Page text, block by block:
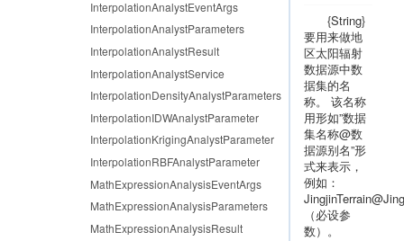
{String}
要用来做地
区太阳辐射
数据源中数
据集的名
称。 该名称
用形如”数据
集名称@数
据源别名”形
式来表示，
例如：
（必设参
数）。
InterpolationAnalystEventArgs
InterpolationAnalystParameters
InterpolationAnalystResult
InterpolationAnalystService
InterpolationDensityAnalystParameters
InterpolationIDWAnalystParameter
InterpolationKrigingAnalystParameter
InterpolationRBFAnalystParameter
MathExpressionAnalysisEventArgs
MathExpressionAnalysisParameters
MathExpressionAnalysisResult